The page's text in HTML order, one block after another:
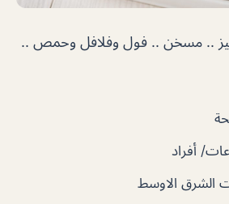
.. مسخن .. فول وفلافل وحمص ..
أفراد
الشرق الاوسط